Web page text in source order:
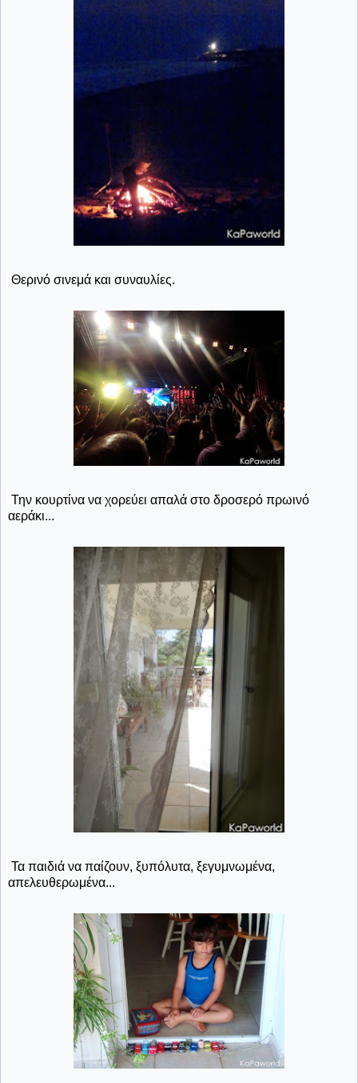
Θερινό σινεμά και συναυλίες.
Την κουρτίνα να χορεύει απαλά στο δροσερό πρωινό
αεράκι...
Τα παιδιά να παίζουν, ξυπόλυτα, ξεγυμνωμένα,
απελευθερωμένα...